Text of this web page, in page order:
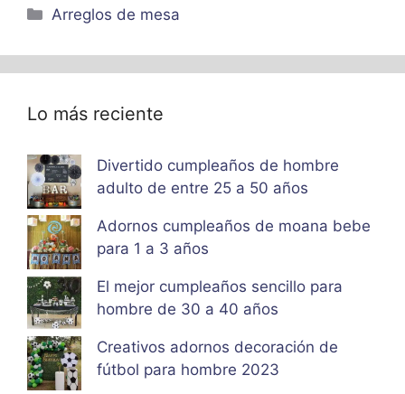
Categorías
Arreglos de mesa
Lo más reciente
Divertido cumpleaños de hombre
adulto de entre 25 a 50 años
Adornos cumpleaños de moana bebe
para 1 a 3 años
El mejor cumpleaños sencillo para
hombre de 30 a 40 años
Creativos adornos decoración de
fútbol para hombre 2023